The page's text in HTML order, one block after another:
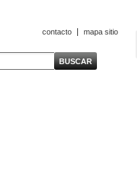
contacto mapa sitio